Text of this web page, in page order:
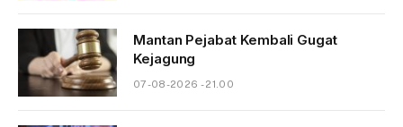
Mantan Pejabat Kembali Gugat
Kejagung
07-08-2026 - 21.00